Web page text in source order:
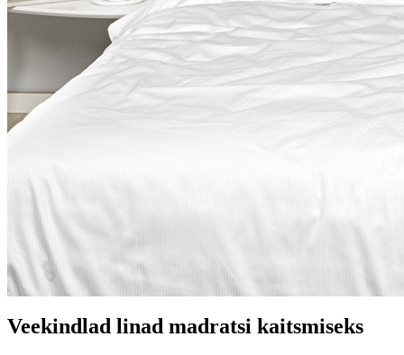
Veekindlad linad madratsi kaitsmiseks